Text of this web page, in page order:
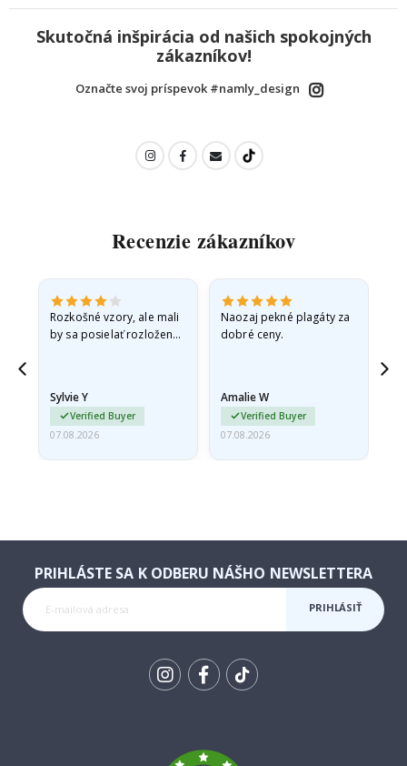
Skutočná inšpirácia od našich spokojných
zákazníkov!
Označte svoj príspevok #namly_design
Recenzie zákazníkov
Rozkošné vzory, ale mali
by sa posielať rozložené
Sylvie Y
Verified Buyer
07.08.2026
Naozaj pekné plagáty za
dobré ceny.
Amalie W
Verified Buyer
07.08.2026
PRIHLÁSTE SA K ODBERU NÁŠHO NEWSLETTERA
PRIHLÁSIŤ